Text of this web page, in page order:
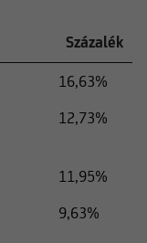
Százalék
16,63%
12,73%
11,95%
9,63%